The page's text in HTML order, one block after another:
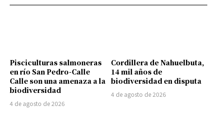
Pisciculturas salmoneras
en río San Pedro-Calle
Calle son una amenaza a la
biodiversidad
4 de agosto de 2026
Cordillera de Nahuelbuta,
14 mil años de
biodiversidad en disputa
4 de agosto de 2026